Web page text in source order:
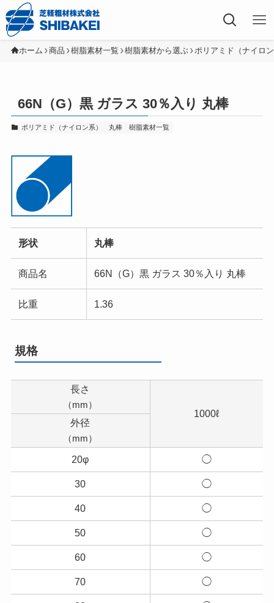
ホーム 商品 樹脂素材一覧 樹脂素材から選ぶ ポリアミド（ナイロ
66N（G）黒 ガラス 30％入り 丸棒
ポリアミド（ナイロン系） 丸棒 樹脂素材一覧
形状 丸棒
商品名 66N（G）黒 ガラス 30％入り 丸棒
比重 1.36
規格
長さ
（mm）
1000ℓ
外径
（mm）
20φ ◯
30 ◯
40 ◯
50 ◯
60 ◯
70 ◯